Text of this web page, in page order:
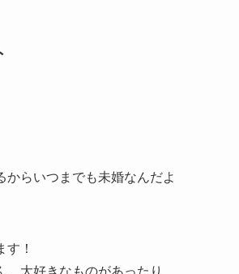
からいつまでも未婚なんだよ
す！
、大好きなものがあったり